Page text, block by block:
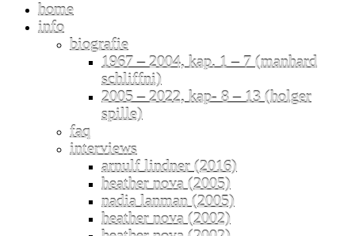
home
info
biografie
1967 – 2004, kap. 1 – 7 (manhard
schliffni)
2005 – 2022, kap- 8 – 13 (holger
spille)
faq
interviews
arnulf lindner (2016)
heather nova (2005)
nadia lanman (2005)
heather nova (2002)